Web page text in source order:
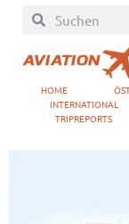
HOME
INTERNATIONAL
TRIPREPORTS